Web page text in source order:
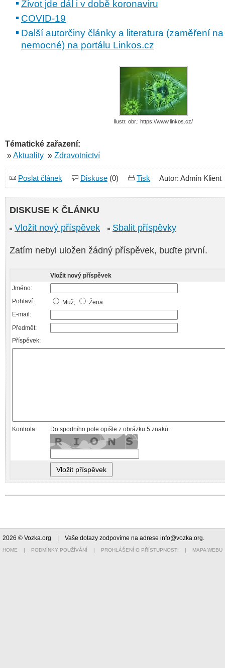
Život jde dál i v době koronaviru
COVID-19
Další autorčiny články a literatura (zaměření
nemocné) na portálu Linkos.cz
Ilustr. obr.: https://www.linkos.cz/
Tématické zařazení:
»Aktuality » Zdravotnictví
Poslat článek Diskuse (0) Tisk Autor: Admin Klient
DISKUSE K ČLÁNKU
Vložit nový příspěvek
Sbalit příspěvky
Zatím nebyl uložen žádný příspěvek, buďte první.
Vložit nový příspěvek
Jméno:
Pohlaví:
Muž,
Žena
E-mail:
Předmět:
Příspěvek:
Kontrola: Do spodního pole opište z obrázku 5 znaků:
2026 © Vozka.org | Vaše dotazy zodpovíme na adrese info@vozka.org.
HOME | PODMÍNKY POUŽÍVÁNÍ | PROHLÁŠENÍ O PŘÍSTUPNOSTI | MAPA WEBU